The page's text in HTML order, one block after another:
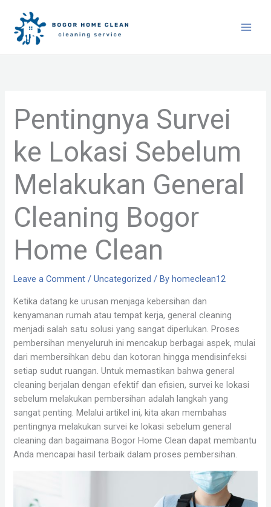
content
Pentingnya Survei
ke Lokasi Sebelum
Melakukan General
Cleaning Bogor
Home Clean
Leave a Comment /Uncategorized / By homeclean12
Ketika datang ke urusan menjaga kebersihan dan
kenyamanan rumah atau tempat kerja, general cleaning
menjadi salah satu solusi yang sangat diperlukan. Proses
pembersihan menyeluruh ini mencakup berbagai aspek, mulai
dari membersihkan debu dan kotoran hingga mendisinfeksi
setiap sudut ruangan. Untuk memastikan bahwa general
cleaning berjalan dengan efektif dan efisien, survei ke lokasi
sebelum melakukan pembersihan adalah langkah yang
sangat penting. Melalui artikel ini, kita akan membahas
pentingnya melakukan survei ke lokasi sebelum general
cleaning dan bagaimana Bogor Home Clean dapat membantu
Anda mencapai hasil terbaik dalam proses pembersihan.